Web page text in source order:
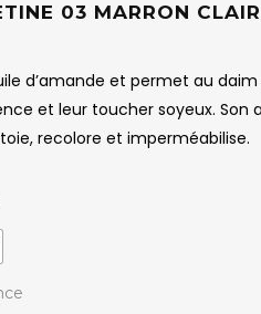
03 MARRON CLAIR
d’amande et permet au
et leur toucher soyeux. Son
recolore et imperméabilise.